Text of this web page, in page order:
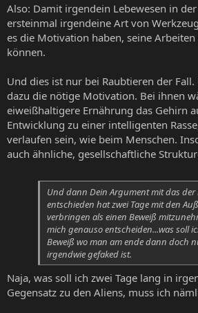
Also: Damit irgendein Lebewesen in
ersteinmal irgendeine Art von
es die Motivation haben, seine
können.
Und dies ist nur bei Raubtieren der
dazu die nötige Motivation. Bei ihnen
eiweißhaltigere Ernährung das Gehirn
Entwicklung zu einer intelligenten
verlaufen sein, wie beim Menschen.
auch ähnliche, gesellschaftliche
Und dann Dein Argument mit das der
entschieden hat zwei Tage mit den
verbringen als einen Beweiß
mich genauso entscheiden...was soll
Beweiß wo man am ende dann doch
irgendwie gefaked ist.
Naja, was soll ich zwei Tage lang in
Gegensatz zu den Aliens, muss ich